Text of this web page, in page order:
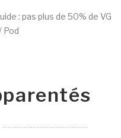
: pas plus de 50% de VG
Pod